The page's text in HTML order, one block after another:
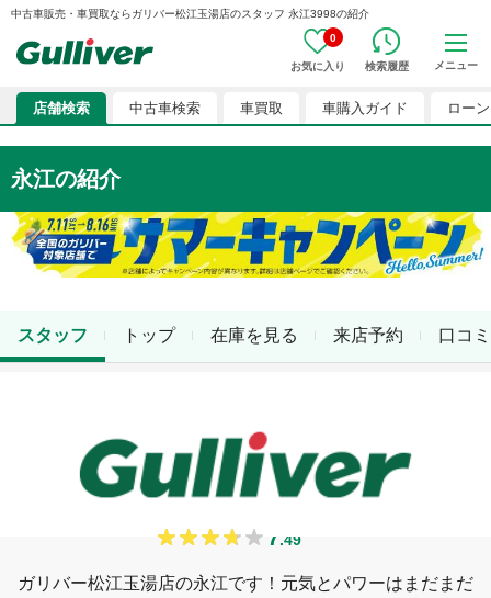
中古車販売・車買取ならガリバー松江玉湯店のスタッフ 永江3998の紹介
0
お気に入り 検索履歴 メニュー
店舗検索 中古車検索 車買取 車購入ガイド ローン
永江の紹介
トップ 在庫を見る 来店予約 口コミ
スタッフ
店舗スタッフ
7 .49
ガリバー松江玉湯店の永江です！元気とパワーはまだまだ